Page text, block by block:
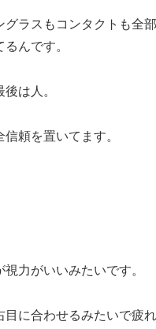
グラスもコンタクトも全
んです。
は人。
頼を置いてます。
力がいいみたいです。
目に合わせるみたいで疲